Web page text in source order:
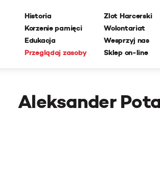
Historia
Korzenie pamięci
Edukacja
Przeglądaj zasoby
Zlot Harcerski
Wolontariat
Wesprzyj nas
Sklep on-line
Aleksander